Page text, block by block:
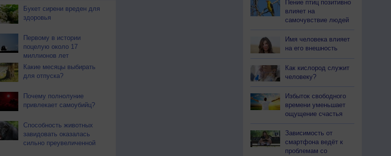
Букет сирени вреден для
здоровья
Первому в истории
поцелую около 17
миллионов лет
Какие месяцы выбирать
для отпуска?
Почему полнолуние
привлекает самоубийц?
Способность животных
завидовать оказалась
сильно преувеличенной
Пение птиц позитивно
влияет на
самочувствие людей
Имя человека влияет
на его внешность
Как кислород служит
человеку?
Избыток свободного
времени уменьшает
ощущение счастья
Зависимость от
смартфона ведёт к
проблемам со